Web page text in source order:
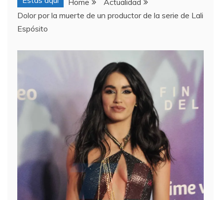
Home
Actualidad
Dolor por la muerte de un productor de la serie de Lali
Espósito